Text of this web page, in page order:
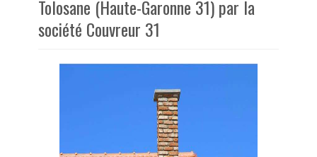
Tolosane (Haute-Garonne 31) par la
société Couvreur 31